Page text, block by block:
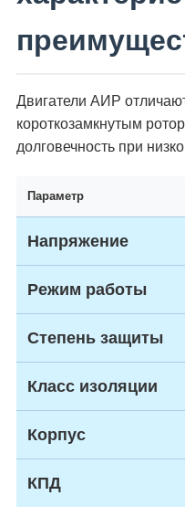
Двигатели АИР
короткозамкнутым
долговечность при
Параметр
Напряжение
Режим работы
Степень защиты
Класс изоляции
Корпус
КПД